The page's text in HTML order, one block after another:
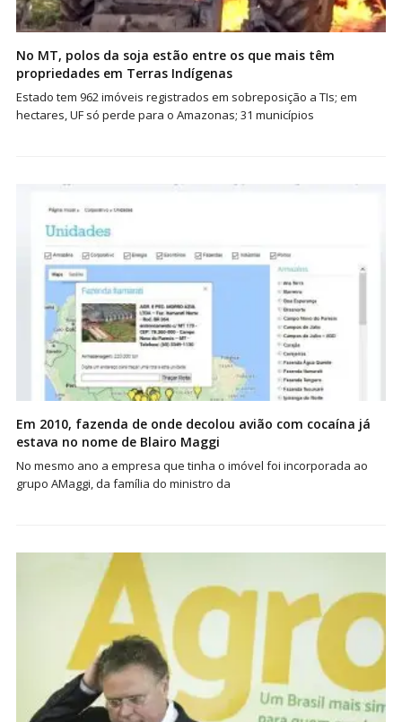
No MT, polos da soja estão entre os que mais têm
propriedades em Terras Indígenas
Estado tem 962 imóveis registrados em sobreposição a TIs; em
hectares, UF só perde para o Amazonas; 31 municípios
Em 2010, fazenda de onde decolou avião com cocaína já
estava no nome de Blairo Maggi
No mesmo ano a empresa que tinha o imóvel foi incorporada ao
grupo AMaggi, da família do ministro da